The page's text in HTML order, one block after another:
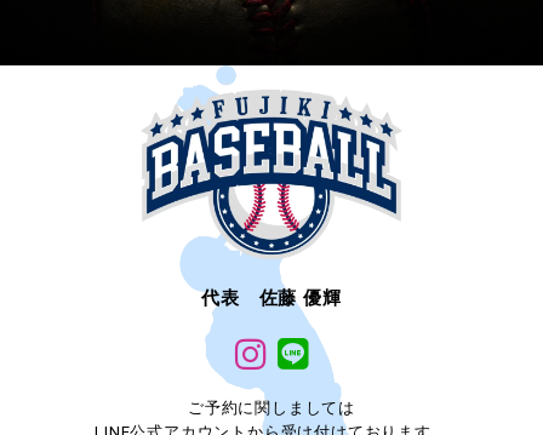
代表 佐藤 優輝
ご予約に関しましては